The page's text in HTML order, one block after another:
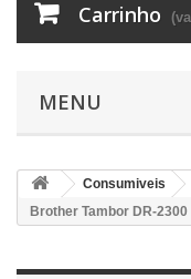
Carrinho
MENU
Consumiveis
Brother Tambor DR-2300